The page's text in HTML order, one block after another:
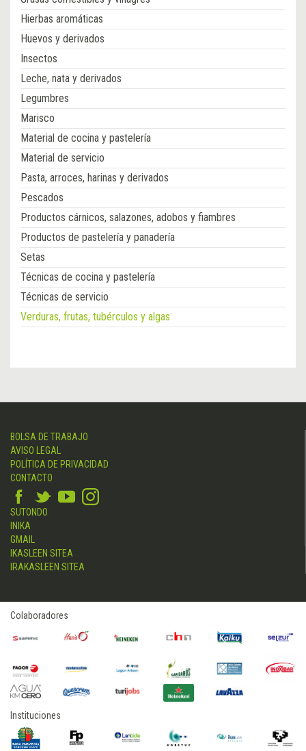
Hierbas aromáticas
Huevos y derivados
Insectos
Leche, nata y derivados
Legumbres
Marisco
Material de cocina y pastelería
Material de servicio
Pasta, arroces, harinas y derivados
Pescados
Productos cárnicos, salazones, adobos y fiambres
Productos de pastelería y panadería
Setas
Técnicas de cocina y pastelería
Técnicas de servicio
Verduras, frutas, tubérculos y algas
BOLSA DE TRABAJO
AVISO LEGAL
POLÍTICA DE PRIVACIDAD
CONTACTO
SUTONDO
INIKA
GMAIL
IKASLEEN SITEA
IRAKASLEEN SITEA
Colaboradores
Instituciones